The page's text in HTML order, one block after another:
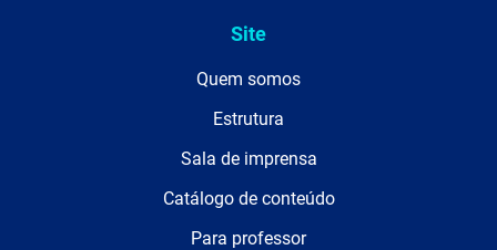
Site
Quem somos
Estrutura
Sala de imprensa
Catálogo de conteúdo
Para professor